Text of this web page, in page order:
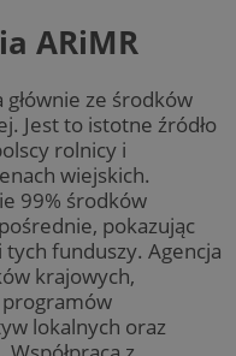
ARiMR
głównie ze środków
Jest to istotne źródło
rolnicy i
wiejskich.
99% środków
pokazując
funduszy. Agencja
krajowych,
lokalnych oraz